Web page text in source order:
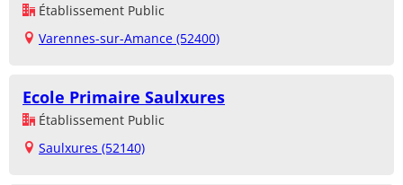
Établissement Public
Varennes-sur-Amance (52400)
Ecole Primaire Saulxures
Établissement Public
Saulxures (52140)